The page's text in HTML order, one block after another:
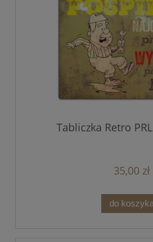
Tabliczka Retro
35,00 zł
do koszyka